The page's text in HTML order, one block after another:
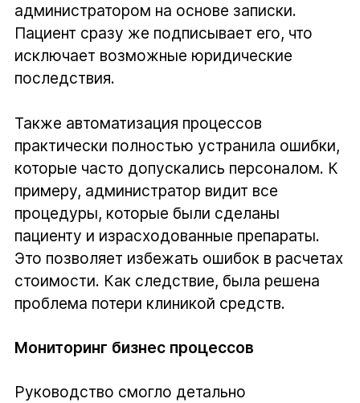
администратором на основе записки.
Пациент сразу же подписывает его, что
исключает возможные юридические
последствия.
Также автоматизация процессов
практически полностью устранила ошибки,
которые часто допускались персоналом. К
примеру, администратор видит все
процедуры, которые были сделаны
пациенту и израсходованные препараты.
Это позволяет избежать ошибок в расчетах
стоимости. Как следствие, была решена
проблема потери клиникой средств.
Мониторинг бизнес процессов
Руководство смогло детально